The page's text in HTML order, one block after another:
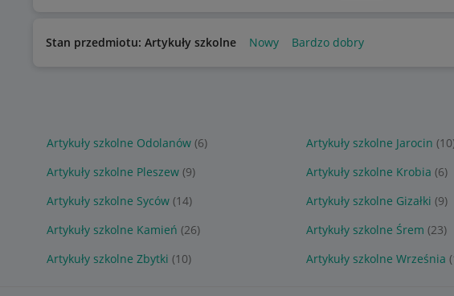
Stan przedmiotu: Artykuły szkolne Nowy Bardzo dobry
Artykuły szkolne Odolanów (6) Artykuły szkolne Jarocin
Artykuły szkolne Pleszew (9) Artykuły szkolne Krobia (6)
Artykuły szkolne Syców (14) Artykuły szkolne Gizałki (9)
Artykuły szkolne Kamień (26) Artykuły szkolne Śrem (23)
Artykuły szkolne Zbytki (10) Artykuły szkolne Września